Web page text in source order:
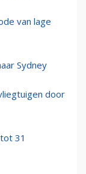
van lage
Sydney
door
31